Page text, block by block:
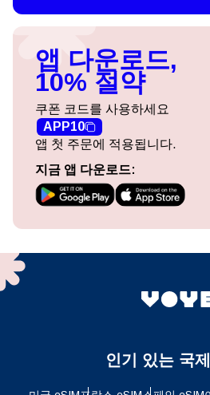
앱 다운로드,
10% 절약
쿠폰 코드를 사용하세요
APP10
앱 첫 주문에 적용됩니다.
지금 앱 다운로드:
인기 있는 국